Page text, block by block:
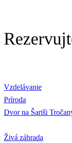
Vzdelávanie
Príroda
Dvor na Šariši
Živá záhrada